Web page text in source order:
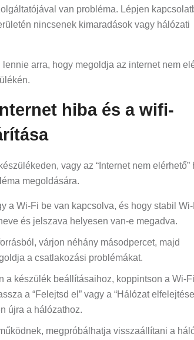
van probléma. Lépjen
nincsenek kimaradások vagy hálózati
arra, hogy megoldja az internet nem
hiba és a wifi-
vagy az “Internet nem elérhető”
megoldására.
a Wi-Fi be van kapcsolva, és hogy stabil
és jelszava helyesen van-e megadva.
várjon néhány másodpercet, majd
a csatlakozási problémákat.
a készülék beállításaihoz, koppintson a Wi-Fi
a “Felejtsd el” vagy a “Hálózat
újra a hálózathoz.
megpróbálhatja visszaállítani a